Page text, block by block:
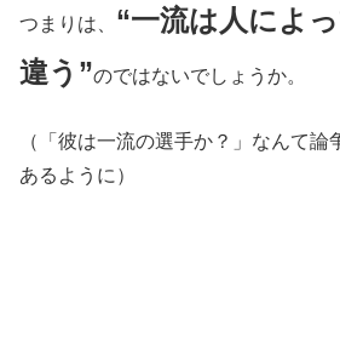
つまりは、 “一流は人によ
違う”のではないでしょうか。
（「彼は一流の選手か？」なんて
あるように）